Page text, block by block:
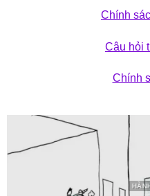
Chính
Câu hỏi
Chính